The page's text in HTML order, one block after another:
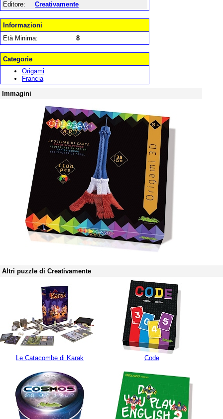
Editore:
Creativamente
Informazioni
Età Minima:
8
Categorie
Origami
Francia
Immagini
Altri puzzle di Creativamente
Le Catacombe di Karak Code